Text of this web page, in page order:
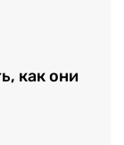
как они